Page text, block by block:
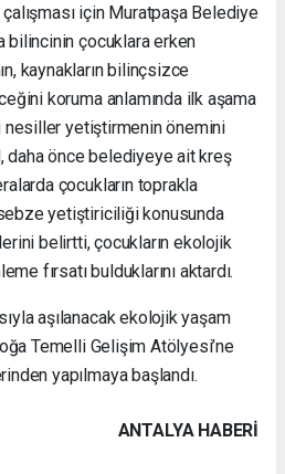
için Muratpaşa Belediye
bilincinin çocuklara erken
kaynakların bilinçsizce
koruma anlamında ilk aşama
yetiştirmenin önemini
daha önce belediyeye ait kreş
çocukların toprakla
yetiştiriciliği konusunda
belirtti, çocukların ekolojik
fırsatı bulduklarını aktardı.
aşılanacak ekolojik yaşam
Temelli Gelişim Atölyesi’ne
yapılmaya başlandı.
ANTALYA HABERİ